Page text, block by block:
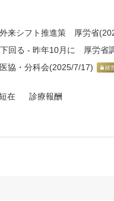
来シフト推進策 厚労省
回る - 昨年10月に 厚労省
協・分科会(2025/7/17) 経
在 診療報酬